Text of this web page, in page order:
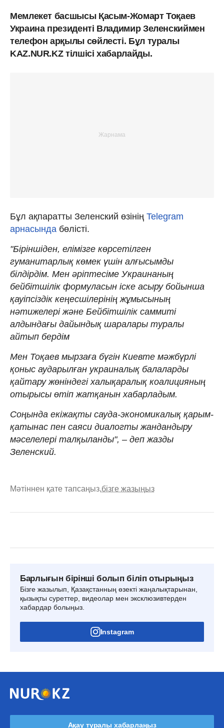
Мемлекет басшысы Қасым-Жомарт Тоқаев
Украина президенті Владимир Зеленскиймен
телефон арқылы сөйлесті. Бұл туралы
KAZ.NUR.KZ тілшісі хабарлайды.
Бұл ақпаратты Зеленский өзінің Telegram
арнасында бөлісті.
"Біріншіден, елімізге көрсетілген
гуманитарлық көмек үшін алғысымды
білдірдім. Мен әріптесіме Украинаның
бейбітшілік формуласын іске асыру бойынша
қауіпсіздік кеңесшілерінің жұмысының
нәтижелері және Бейбітшілік саммиті
алдындағы дайындық шаралары туралы
айтып бердім
Мен Тоқаев мырзаға бүгін Киевте мәжбүрлі
қоныс аударылған украиналық балаларды
қайтару жөніндегі халықаралық коалицияның
отырысы өтіп жатқанын хабарладым.
Соңында екіжақты сауда-экономикалық қарым-
қатынас пен саяси диалогты жандандыру
мәселелері талқыланды", – деп жазды
Зеленский.
Мәтіннен қате тапсаңыз,бізге жазыңыз
Барлығын бірінші болып біліп отырыңыз
Бізге жазылып, Қазақстанның өзекті жаңалықтарынан,
қызықты суреттер, видеолар мен эксклюзивтерден
хабардар болыңыз.
Instagram
Ақау туралы хабарлаңыз